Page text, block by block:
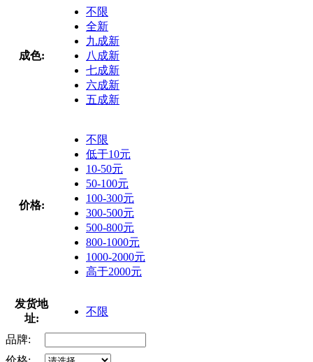
成色:
不限
全新
九成新
八成新
七成新
六成新
五成新
价格:
不限
低于10元
10-50元
50-100元
100-300元
300-500元
500-800元
800-1000元
1000-2000元
高于2000元
发货地
址:
不限
品牌: